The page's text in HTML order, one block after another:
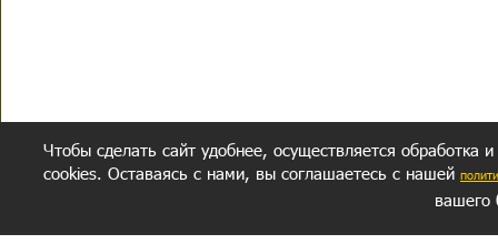
Чтобы сделать сайт удобнее, осуществляется обработка
cookies. Оставаясь с нами, вы соглашаетесь с нашей
вашего